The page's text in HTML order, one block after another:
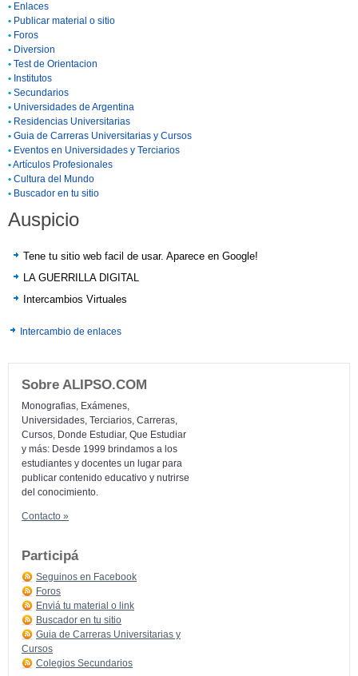
• Enlaces
• Publicar material o sitio
• Foros
• Diversion
• Test de Orientacion
• Institutos
• Secundarios
• Universidades de Argentina
• Residencias Universitarias
• Guia de Carreras Universitarias y Cursos
• Eventos en Universidades y Terciarios
•Artículos Profesionales
• Cultura del Mundo
• Buscador en tu sitio
Auspicio
Tene tu sitio web facil de usar. Aparece en Google!
LA GUERRILLA DIGITAL
Intercambios Virtuales
Intercambio de enlaces
Sobre ALIPSO.COM
Monografias, Exámenes,
Universidades, Terciarios, Carreras,
Cursos, Donde Estudiar, Que Estudiar
y más: Desde 1999 brindamos a los
estudiantes y docentes un lugar para
publicar contenido educativo y nutrirse
del conocimiento.
Contacto »
Participá
Seguinos en Facebook
Foros
Enviá tu material o link
Buscador en tu sitio
Guia de Carreras Universitarias y
Cursos
Colegios Secundarios